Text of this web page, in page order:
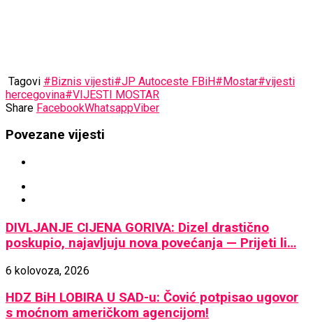
Tagovi #Biznis vijesti#JP Autoceste FBiH#Mostar#vijesti
hercegovina#VIJESTI MOSTAR
Share FacebookWhatsappViber
Povezane vijesti
DIVLJANJE CIJENA GORIVA: Dizel drastično
poskupio, najavljuju nova povećanja — Prijeti li…
6 kolovoza, 2026
HDZ BiH LOBIRA U SAD-u: Čović potpisao ugovor
s moćnom američkom agencijom!